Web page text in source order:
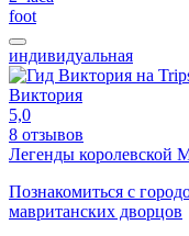
foot
индивидуальная
Виктория
5,0
8 отзывов
Легенды королевской
Познакомиться с
мавританских дворцов